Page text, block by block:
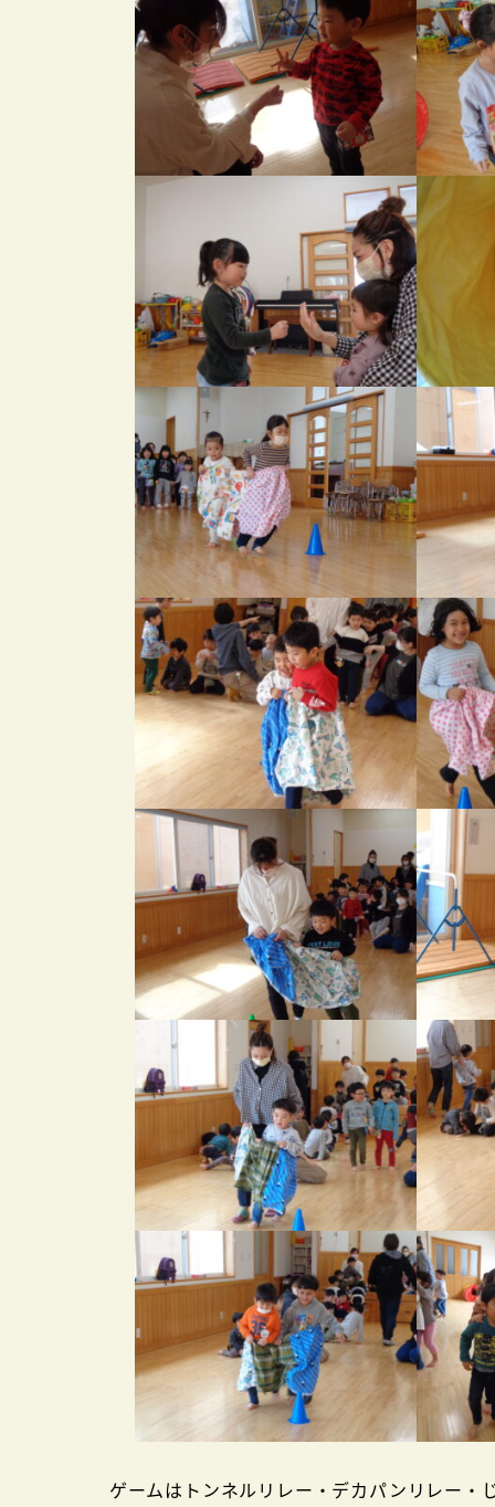
ゲームはトンネルリレー・デカパンリレー・